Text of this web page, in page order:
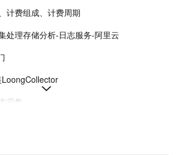
计费组成、计费周期
处理存储分析-日志服务-阿里云
采集
址-日志服务-阿里云